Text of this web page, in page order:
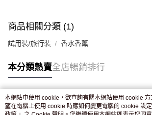
付款後門市自取，訂單確認後2-4個工作天到店
商品相關分類 (1)
試用裝/旅行裝 香水香薰
本分類熱賣全店暢銷排行
熱門標籤
本網站中使用 cookie，欲查詢有關本網站使用 cookie
望在電腦上使用 cookie 時應如何變更電腦的 cookie 設